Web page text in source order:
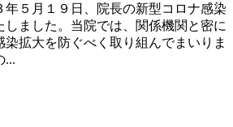
年５月１９日、院長の新型コロナ感染
ました。当院では、関係機関と密に
拡大を防ぐべく取り組んでまいりま
...